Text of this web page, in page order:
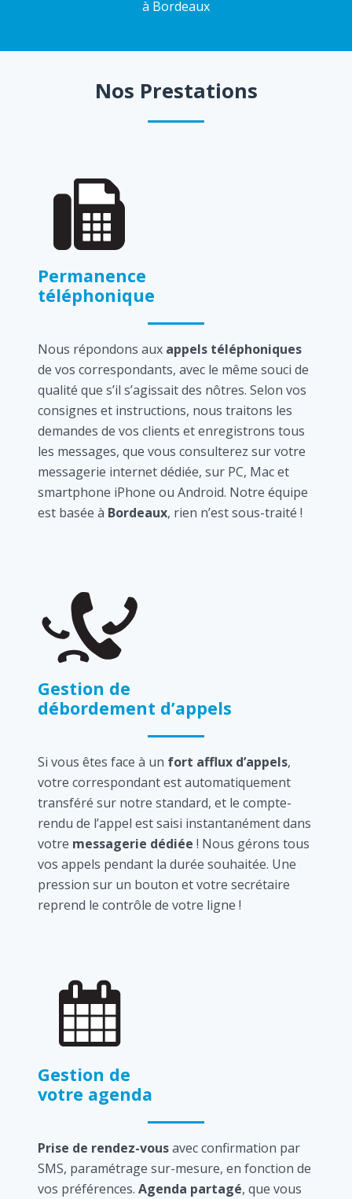
à Bordeaux
Nos Prestations
Permanence
téléphonique
Nous répondons aux appels téléphoniques
de vos correspondants, avec le même souci de
qualité que s’il s’agissait des nôtres. Selon vos
consignes et instructions, nous traitons les
demandes de vos clients et enregistrons tous
les messages, que vous consulterez sur votre
messagerie internet dédiée, sur PC, Mac et
smartphone iPhone ou Android. Notre équipe
est basée à Bordeaux, rien n’est sous-traité !
Gestion de
débordement d’appels
Si vous êtes face à un fort afflux d’appels,
votre correspondant est automatiquement
transféré sur notre standard, et le compte-
rendu de l’appel est saisi instantanément dans
votre messagerie dédiée ! Nous gérons tous
vos appels pendant la durée souhaitée. Une
pression sur un bouton et votre secrétaire
reprend le contrôle de votre ligne !
Gestion de
votre agenda
Prise de rendez-vousavec confirmation par
SMS, paramétrage sur-mesure, en fonction de
vos préférences. Agenda partagé, que vous